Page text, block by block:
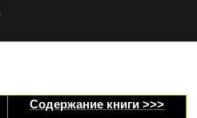
Содержание книги >>>